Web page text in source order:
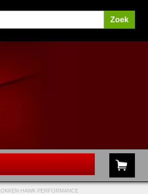
HAWK PERFORMANCE